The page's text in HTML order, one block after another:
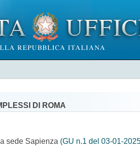
DI ROMA
sede Sapienza (GU n.1 del 03-01-